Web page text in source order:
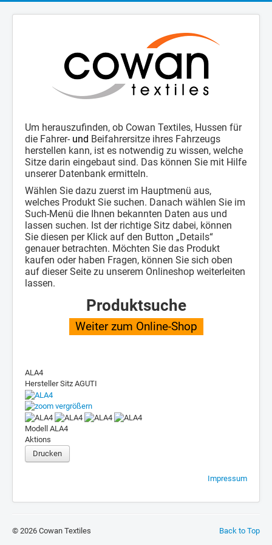
Um herauszufinden, ob Cowan Textiles, Hussen für
die Fahrer- und Beifahrersitze ihres Fahrzeugs
herstellen kann, ist es notwendig zu wissen, welche
Sitze darin eingebaut sind. Das können Sie mit Hilfe
unserer Datenbank ermitteln.
Wählen Sie dazu zuerst im Hauptmenü aus,
welches Produkt Sie suchen. Danach wählen Sie im
Such-Menü die Ihnen bekannten Daten aus und
lassen suchen. Ist der richtige Sitz dabei, können
Sie diesen per Klick auf den Button „Details“
genauer betrachten. Möchten Sie das Produkt
kaufen oder haben Fragen, können Sie sich oben
auf dieser Seite zu unserem Onlineshop weiterleiten
lassen.
Produktsuche
Weiter zum Online-Shop
ALA4
Hersteller Sitz AGUTI
vergrößern
Modell ALA4
Aktions
Drucken
Impressum
Back to Top
© 2026 Cowan Textiles